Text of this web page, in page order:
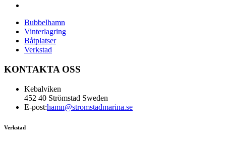
Bubbelhamn
Vinterlagring
Båtplatser
Verkstad
KONTAKTA OSS
Kebalviken
452 40 Strömstad Sweden
E-post:hamn@stromstadmarina.se
Verkstad